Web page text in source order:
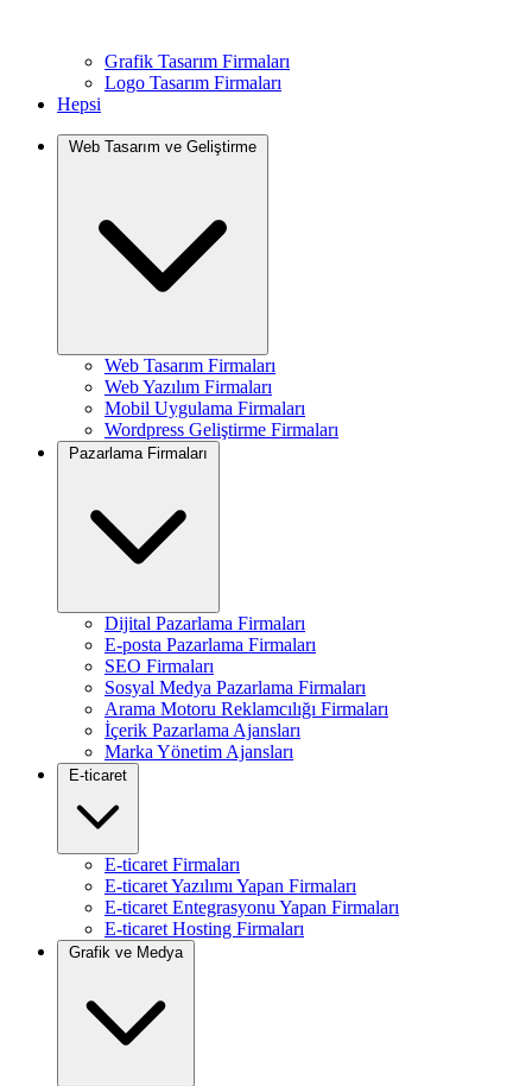
Grafik Tasarım Firmaları
Logo Tasarım Firmaları
Hepsi
Web Tasarım ve Geliştirme
Web Tasarım Firmaları
Web Yazılım Firmaları
Mobil Uygulama Firmaları
Wordpress Geliştirme Firmaları
Pazarlama Firmaları
Dijital Pazarlama Firmaları
E-posta Pazarlama Firmaları
SEO Firmaları
Sosyal Medya Pazarlama Firmaları
Arama Motoru Reklamcılığı Firmaları
İçerik Pazarlama Ajansları
Marka Yönetim Ajansları
E-ticaret
E-ticaret Firmaları
E-ticaret Yazılımı Yapan Firmaları
E-ticaret Entegrasyonu Yapan Firmaları
E-ticaret Hosting Firmaları
Grafik ve Medya